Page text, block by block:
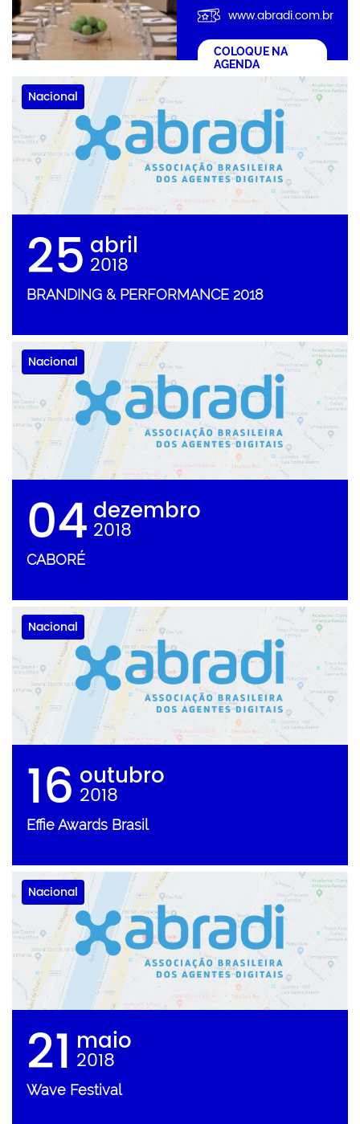
www.abradi.com.br
COLOQUE NA
AGENDA
Nacional
25 abril
2018
BRANDING & PERFORMANCE 2018
Nacional
04 dezembro
2018
CABORÉ
Nacional
16 outubro
2018
Effie Awards Brasil
Nacional
21 maio
2018
Wave Festival